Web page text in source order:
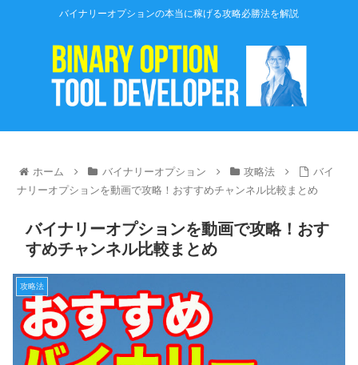
バイナリーオプションの本当に稼げる攻略必勝法を解説
ホーム バイナリーオプション 攻略法
バイ
ナリーオプションを動画で攻略！おすすめチャンネル比較まとめ
バイナリーオプションを動画で攻略！おす
すめチャンネル比較まとめ
攻略法